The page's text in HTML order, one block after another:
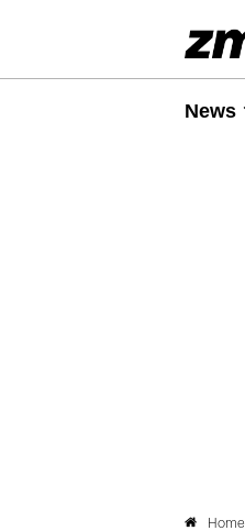
News
Home